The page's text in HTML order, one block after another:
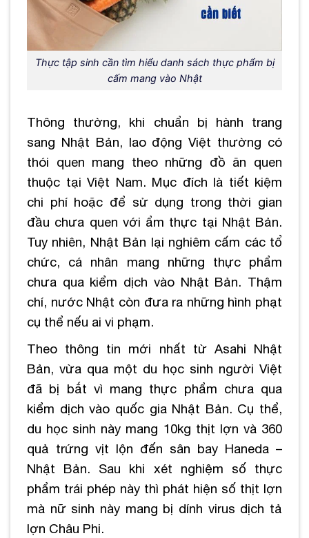
Thực tập sinh cần tìm hiểu danh sách thực phẩm bị
cấm mang vào Nhật
Thông thường, khi chuẩn bị hành trang
sang Nhật Bản, lao động Việt thường có
thói quen mang theo những đồ ăn quen
thuộc tại Việt Nam. Mục đích là tiết kiệm
chi phí hoặc để sử dụng trong thời gian
đầu chưa quen với ẩm thực tại Nhật Bản.
Tuy nhiên, Nhật Bản lại nghiêm cấm các tổ
chức, cá nhân mang những thực phẩm
chưa qua kiểm dịch vào Nhật Bản. Thậm
chí, nước Nhật còn đưa ra những hình phạt
cụ thể nếu ai vi phạm.
Theo thông tin mới nhất từ Asahi Nhật
Bản, vừa qua một du học sinh người Việt
đã bị bắt vì mang thực phẩm chưa qua
kiểm dịch vào quốc gia Nhật Bản. Cụ thể,
du học sinh này mang 10kg thịt lợn và 360
quả trứng vịt lộn đến sân bay Haneda –
Nhật Bản. Sau khi xét nghiệm số thực
phẩm trái phép này thì phát hiện số thịt lợn
mà nữ sinh này mang bị dính virus dịch tả
lợn Châu Phi.